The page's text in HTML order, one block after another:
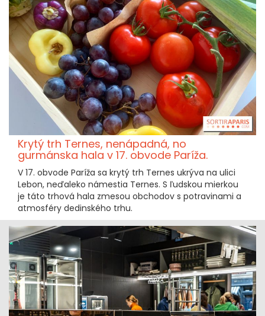
Krytý trh Ternes, nenápadná, no
gurmánska hala v 17. obvode Paríža.
V 17. obvode Paríža sa krytý trh Ternes ukrýva na ulici
Lebon, neďaleko námestia Ternes. S ľudskou mierkou
je táto trhová hala zmesou obchodov s potravinami a
atmosféry dedinského trhu.